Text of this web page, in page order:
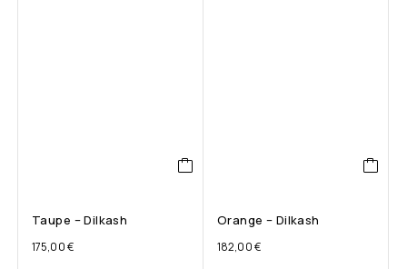
Taupe – Dilkash
175,00€
Orange – Dilkash
182,00€